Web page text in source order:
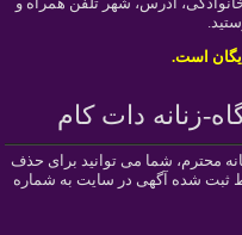
است.
زنانه دات کام
محترم، شما می توانید برای حذف